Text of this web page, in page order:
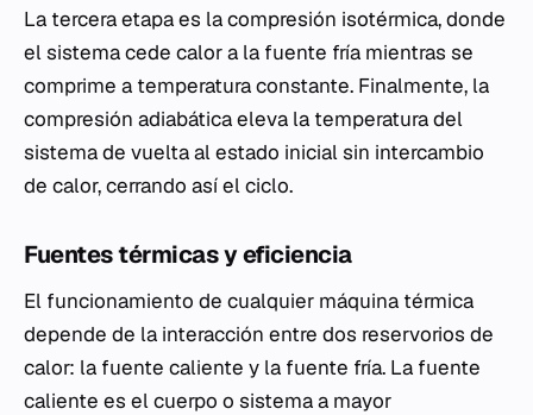
La tercera etapa es la compresión isotérmica, donde
el sistema cede calor a la fuente fría mientras se
comprime a temperatura constante. Finalmente, la
compresión adiabática eleva la temperatura del
sistema de vuelta al estado inicial sin intercambio
de calor, cerrando así el ciclo.
Fuentes térmicas y eficiencia
El funcionamiento de cualquier máquina térmica
depende de la interacción entre dos reservorios de
calor: la fuente caliente y la fuente fría. La fuente
caliente es el cuerpo o sistema a mayor